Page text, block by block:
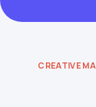
CREATIVE